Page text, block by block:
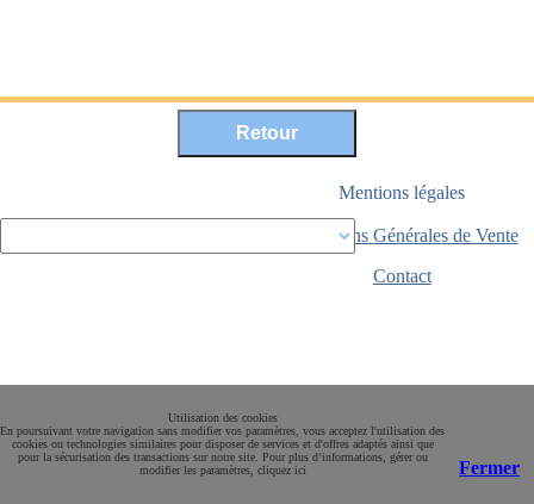
Utilisation des cookies
En poursuivant votre navigation sans modifier vos paramètres, vous acceptez l'utilisation des
cookies ou technologies similaires pour disposer de services et d'offres adaptés ainsi que
pour la sécurisation des transactions sur notre site. Pour plus d’informations, gérer ou
modifier les paramètres, cliquez ici
Fermer
Paiement sécurisé
Mentions légales
Conditions Générales de Vente
Contact